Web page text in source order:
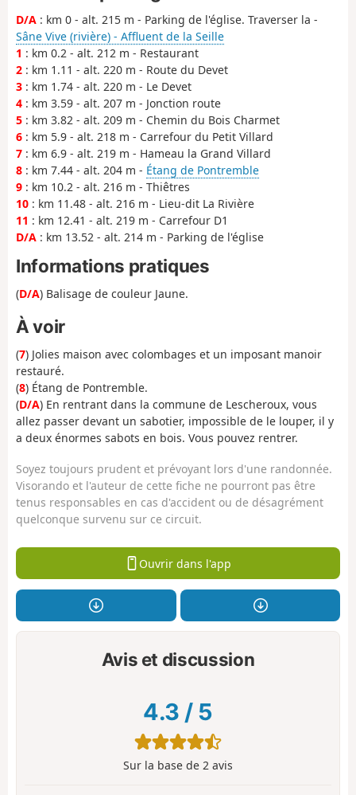
D/A : km 0 - alt. 215 m - Parking de l'église. Traverser la -
Sâne Vive (rivière) - Affluent de la Seille
1 : km 0.2 - alt. 212 m - Restaurant
2 : km 1.11 - alt. 220 m - Route du Devet
3 : km 1.74 - alt. 220 m - Le Devet
4 : km 3.59 - alt. 207 m - Jonction route
5 : km 3.82 - alt. 209 m - Chemin du Bois Charmet
6 : km 5.9 - alt. 218 m - Carrefour du Petit Villard
7 : km 6.9 - alt. 219 m - Hameau la Grand Villard
8 : km 7.44 - alt. 204 m - Étang de Pontremble
9 : km 10.2 - alt. 216 m - Thiêtres
10 : km 11.48 - alt. 216 m - Lieu-dit La Rivière
11 : km 12.41 - alt. 219 m - Carrefour D1
D/A : km 13.52 - alt. 214 m - Parking de l'église
Informations pratiques
(D/A) Balisage de couleur Jaune.
À voir
(7) Jolies maison avec colombages et un imposant manoir
restauré.
(8) Étang de Pontremble.
(D/A) En rentrant dans la commune de Lescheroux, vous
allez passer devant un sabotier, impossible de le louper, il y
a deux énormes sabots en bois. Vous pouvez rentrer.
Soyez toujours prudent et prévoyant lors d'une randonnée.
Visorando et l'auteur de cette fiche ne pourront pas être
tenus responsables en cas d'accident ou de désagrément
quelconque survenu sur ce circuit.
Ouvrir dans l'app
Avis et discussion
4.3 / 5
Sur la base de 2 avis